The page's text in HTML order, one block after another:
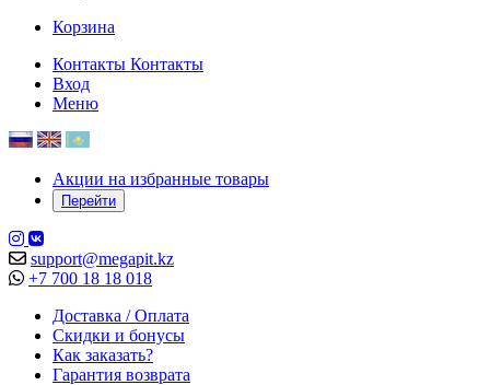
Корзина
Контакты Контакты
Вход
Меню
Акции на избранные товары
Перейти
support@megapit.kz
+7 700 18 18 018
Доставка / Оплата
Скидки и бонусы
Как заказать?
Гарантия возврата